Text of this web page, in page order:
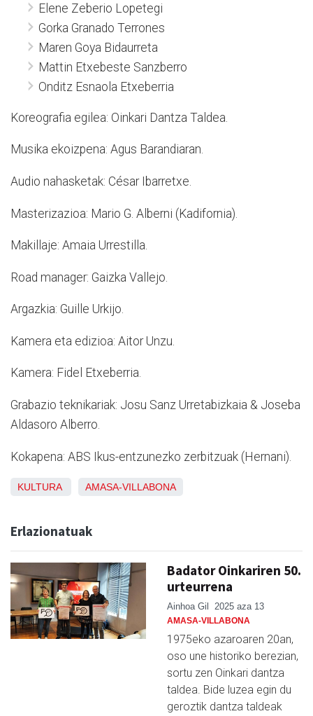
Elene Zeberio Lopetegi
Gorka Granado Terrones
Maren Goya Bidaurreta
Mattin Etxebeste Sanzberro
Onditz Esnaola Etxeberria
Koreografia egilea: Oinkari Dantza Taldea.
Musika ekoizpena: Agus Barandiaran.
Audio nahasketak: César Ibarretxe.
Masterizazioa: Mario G. Alberni (Kadifornia).
Makillaje: Amaia Urrestilla.
Road manager: Gaizka Vallejo.
Argazkia: Guille Urkijo.
Kamera eta edizioa: Aitor Unzu.
Kamera: Fidel Etxeberria.
Grabazio teknikariak: Josu Sanz Urretabizkaia & Joseba
Aldasoro Alberro.
Kokapena: ABS Ikus-entzunezko zerbitzuak (Hernani).
KULTURA AMASA-VILLABONA
Erlazionatuak
Badator Oinkariren 50.
urteurrena
Ainhoa Gil 2025 aza 13
AMASA-VILLABONA
1975eko azaroaren 20an,
oso une historiko berezian,
sortu zen Oinkari dantza
taldea. Bide luzea egin du
geroztik dantza taldeak